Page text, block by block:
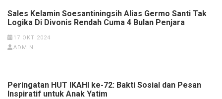
Sales Kelamin Soesantiningsih Alias Germo Santi Tak
Logika Di Divonis Rendah Cuma 4 Bulan Penjara
17 OKT 2024
ADMIN
Peringatan HUT IKAHI ke-72: Bakti Sosial dan Pesan
Inspiratif untuk Anak Yatim